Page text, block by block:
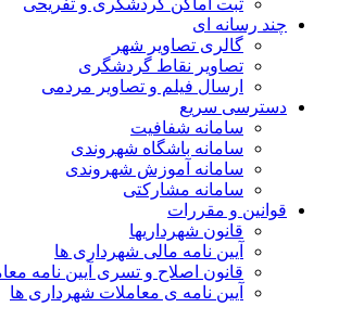
ثبت اماکن گردشگری و تفریحی
چند رسانه ای
گالری تصاویر شهر
تصاویر نقاط گردشگری
ارسال فیلم و تصاویر مردمی
دسترسی سریع
سامانه شفافیت
سامانه باشگاه شهروندی
سامانه آموزش شهروندی
سامانه مشارکتی
قوانین و مقررات
قانون شهرداریها
آیین نامه مالی شهرداری ها
قانون اصلاح و تسری آیین نامه
آیین نامه ی معاملات شهرداری ها